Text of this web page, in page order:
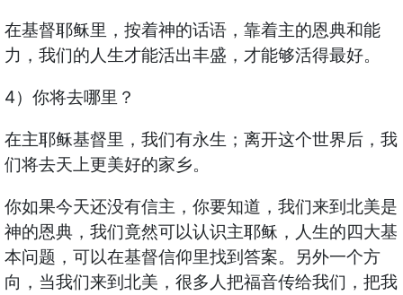
在基督耶稣里，按着神的话语，靠着主的恩典和能
力，我们的人生才能活出丰盛，才能够活得最好。
4）你将去哪里？
在主耶稣基督里，我们有永生；离开这个世界后，我
们将去天上更美好的家乡。
你如果今天还没有信主，你要知道，我们来到北美是
神的恩典，我们竟然可以认识主耶稣，人生的四大基
本问题，可以在基督信仰里找到答案。另外一个方
向，当我们来到北美，很多人把福音传给我们，把我